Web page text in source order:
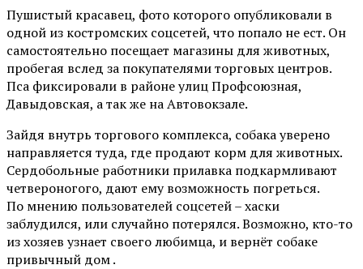
Пушистый красавец, фото которого опубликовали в
одной из костромских соцсетей, что попало не ест. Он
самостоятельно посещает магазины для животных,
пробегая вслед за покупателями торговых центров.
Пса фиксировали в районе улиц Профсоюзная,
Давыдовская, а так же на Автовокзале.
Зайдя внутрь торгового комплекса, собака уверено
направляется туда, где продают корм для животных.
Сердобольные работники прилавка подкармливают
четвероногого, дают ему возможность погреться.
По мнению пользователей соцсетей – хаски
заблудился, или случайно потерялся. Возможно, кто-то
из хозяев узнает своего любимца, и вернёт собаке
привычный дом .